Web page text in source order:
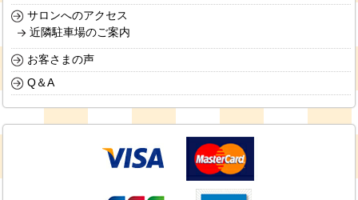
サロンへのアクセス
近隣駐車場のご案内
お客さまの声
Q＆A